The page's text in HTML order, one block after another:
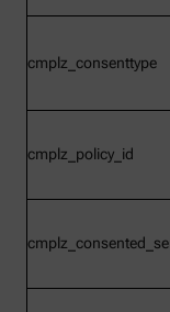
cmplz_consenttype
cmplz_policy_id